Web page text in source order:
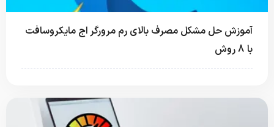
آموزش حل مشکل مصرف بالای رم مرورگر اج مایکروسافت
با 8 روش